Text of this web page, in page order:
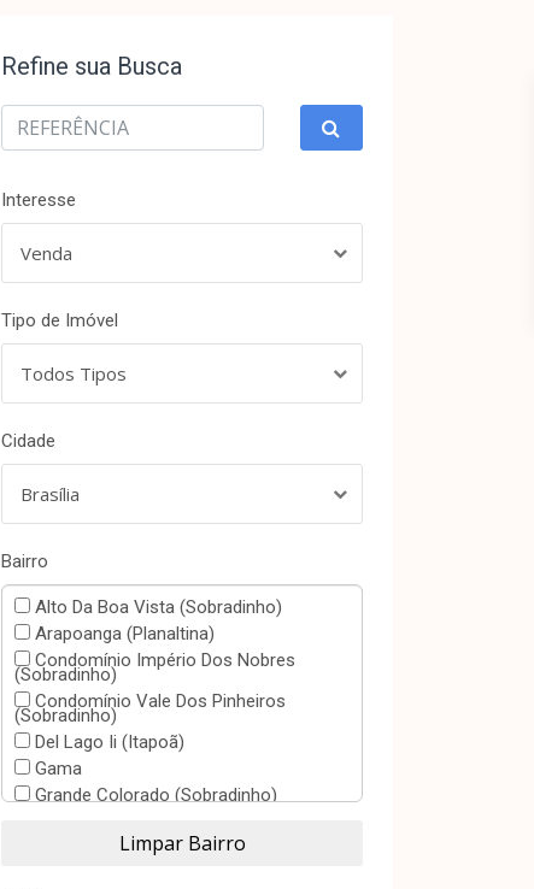
Refine sua Busca
Interesse
Venda
Tipo de Imóvel
Todos Tipos
Cidade
Brasília
Bairro
Alto Da Boa Vista (Sobradinho)
Arapoanga (Planaltina)
Condomínio Império Dos Nobres
(Sobradinho)
Condomínio Vale Dos Pinheiros
(Sobradinho)
Del Lago Ii (Itapoã)
Gama
Grande Colorado (Sobradinho)
Nova Colina (Sobradinho)